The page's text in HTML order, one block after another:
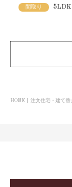
間取り 5LDK
HOME 注文住宅・建て替